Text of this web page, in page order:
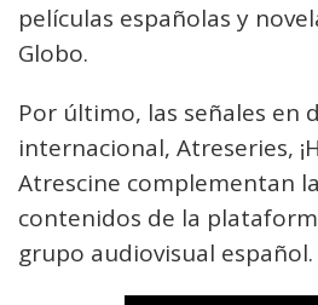
películas españolas y
Globo.
Por último, las señales en
internacional, Atreseries,
Atrescine complementan
contenidos de la
grupo audiovisual español.